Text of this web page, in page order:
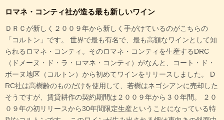
ロマネ・コンティ社が造る最も新しいワイン
ＤＲＣが新しく２００９年から新しく手がけているのがこちらの
「コルトン」です。 世界で最も有名で、最も高額なワインとして知
られるロマネ・コンティ。そのロマネ・コンティを生産するDRC
（ドメーヌ・ド・ラ・ロマネ・コンティ）がなんと、コート・ド・
ボーヌ地区（コルトン）から初めてワインをリリースしました。 D
RC社は高樹齢のものだけを使用して、若樹はネゴシアンに売却した
そうですが、賃貸耕作の契約期間は２００９年から３０年間。 ２０
０９年の初リリースから30年間限定生産ということになっている特